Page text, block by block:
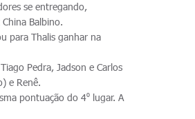
se entregando,
Balbino.
para Thalis ganhar na
Pedra, Jadson e Carlos
e Renê.
pontuação do 4⁰ lugar. A